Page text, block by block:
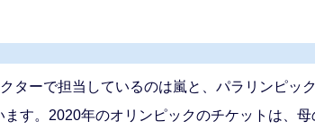
ーで担当しているのは嵐と、パラリンピッ
す。2020年のオリンピックのチケットは、